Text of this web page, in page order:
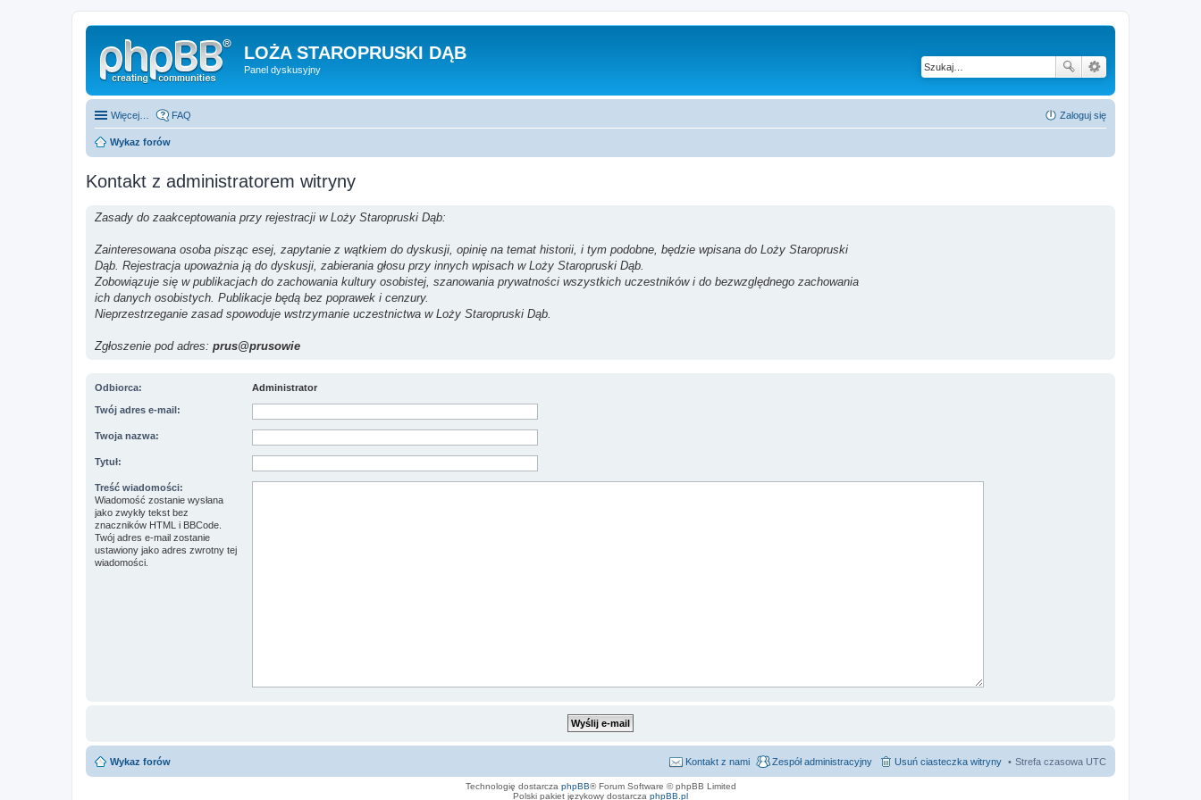
LOŻA STAROPRUSKI DĄB
Panel dyskusyjny
Więcej… FAQ Zaloguj się
Wykaz forów
Kontakt z administratorem witryny
Zasady do zaakceptowania przy rejestracji w Loży Staropruski Dąb:
Zainteresowana osoba pisząc esej, zapytanie z wątkiem do dyskusji, opinię na temat historii, i tym podobne, będzie wpisana do Loży Staropruski
Dąb. Rejestracja upoważnia ją do dyskusji, zabierania głosu przy innych wpisach w Loży Staropruski Dąb.
Zobowiązuje się w publikacjach do zachowania kultury osobistej, szanowania prywatności wszystkich uczestników i do bezwzględnego zachowania
ich danych osobistych. Publikacje będą bez poprawek i cenzury.
Nieprzestrzeganie zasad spowoduje wstrzymanie uczestnictwa w Loży Staropruski Dąb.
Zgłoszenie pod adres: prus@prusowie
Odbiorca: Administrator
Twój adres e-mail:
Twoja nazwa:
Tytuł:
Treść wiadomości:
Wiadomość zostanie wysłana
jako zwykły tekst bez
znaczników HTML i BBCode.
Twój adres e-mail zostanie
ustawiony jako adres zwrotny tej
wiadomości.
Wykaz forów Strefa czasowa UTC
Usuń ciasteczka witryny
Zespół administracyjny
Kontakt z nami
Technologię dostarcza phpBB® Forum Software © phpBB Limited
Polski pakiet językowy dostarcza phpBB.pl